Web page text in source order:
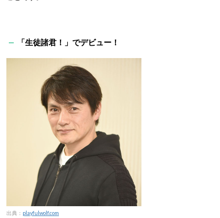
「生徒諸君！」でデビュー！
出典： playfulwolf.com